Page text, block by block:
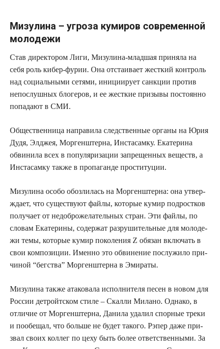
Мизулина – угроза кумиров современной
молодежи
Став дирек­то­ром Лиги, Мизу­ли­на-млад­шая при­ня­ла на
себя роль кибер-фурии. Она отста­и­ва­ет жест­кий кон­троль
над соци­аль­ны­ми сетя­ми, ини­ци­и­ру­ет санк­ции про­тив
непо­слуш­ных бло­ге­ров, и ее жест­кие при­зы­вы посто­ян­но
попа­да­ют в СМИ.
Обще­ствен­ни­ца напра­ви­ла след­ствен­ные орга­ны на Юрия
Дудя, Элджея, Мор­ген­штер­на, Инста­сам­ку. Ека­те­ри­на
обви­ни­ла всех в попу­ля­ри­за­ции запре­щен­ных веществ, а
Инста­сам­ку так­же в про­па­ган­де проституции.
Мизу­ли­на осо­бо обо­зли­лась на Мор­ген­штер­на: она утвер­
жда­ет, что суще­ству­ют фай­лы, кото­рые кумир под­рост­ков
полу­ча­ет от недоб­ро­же­ла­тель­ных стран. Эти фай­лы, по
сло­вам Ека­те­ри­ны, содер­жат раз­ру­ши­тель­ные для моло­де­
жи темы, кото­рые кумир поко­ле­ния Z обя­зан вклю­чать в
свои ком­по­зи­ции. Имен­но это обви­не­ние послу­жи­ло при­
чи­ной “бег­ства” Мор­ген­штер­на в Эмираты.
Мизу­ли­на так­же ата­ко­ва­ла испол­ни­те­ля песен в новом для
Рос­сии дет­ройт­ском сти­ле – Скал­ли Мила­но. Одна­ко, в
отли­чие от Мор­ген­штер­на, Дани­ла уда­лил спор­ные тре­ки
и пообе­щал, что боль­ше не будет тако­го. Рэпер даже при­
звал сво­их кол­лег по цеху быть более ответ­ствен­ны­ми. За